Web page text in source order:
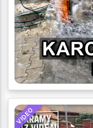
VIDEO